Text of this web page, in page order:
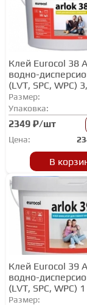
Клей Eurocol 38
водно-
(LVT, SPC, WPC)
Размер:
Упаковка:
2349 ₽/шт
Цена:
В
Клей Eurocol 39
водно-
(LVT, SPC, WPC) 1
Размер: